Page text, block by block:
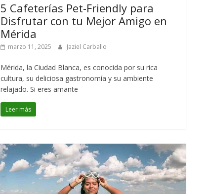
5 Cafeterías Pet-Friendly para
Disfrutar con tu Mejor Amigo en
Mérida
marzo 11, 2025 Jaziel Carballo
Mérida, la Ciudad Blanca, es conocida por su rica
cultura, su deliciosa gastronomía y su ambiente
relajado. Si eres amante
Leer más